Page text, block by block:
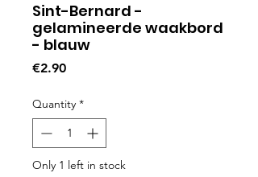
Sint-Bernard -
gelamineerde waakbord
- blauw
€2.90Price
Quantity *
Only 1 left in stock